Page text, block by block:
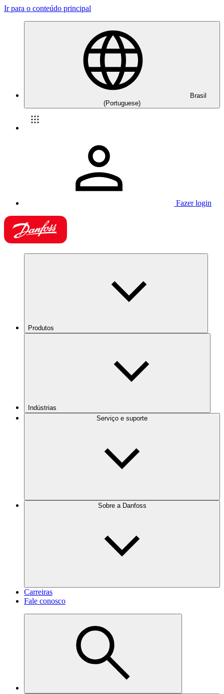
Ir para o conteúdo principal
Brasil
(Portuguese)
Fazer login
Produtos
Indústrias
Serviço e suporte
Sobre a Danfoss
Carreiras
Fale conosco